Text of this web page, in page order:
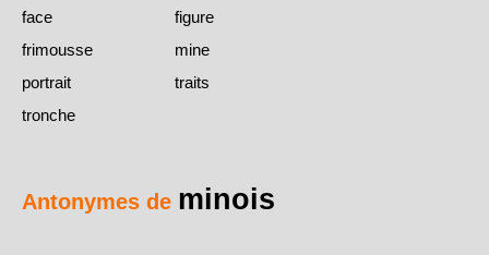
face
figure
frimousse
mine
portrait
traits
tronche
Antonymes de minois